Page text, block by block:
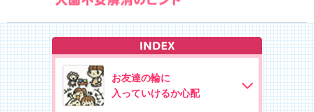
お友達の輪に
入っていけるか心配